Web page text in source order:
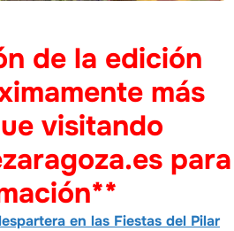
de la edición
más
visitando
para
en las Fiestas del Pilar